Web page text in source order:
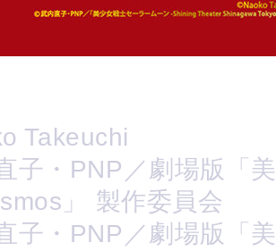
Takeuchi
子・PNP／劇場版「
」 製作委員会
子・PNP／劇場版「